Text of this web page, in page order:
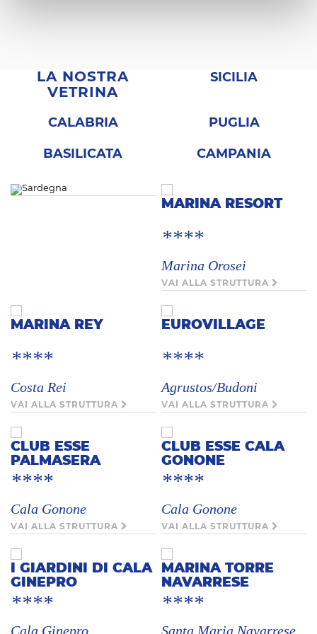
LA NOSTRA
VETRINA
SICILIA
CALABRIA PUGLIA
BASILICATA CAMPANIA
MARINA RESORT
****
Marina Orosei
VAI ALLA STRUTTURA
MARINA REY
****
Costa Rei
VAI ALLA STRUTTURA
EUROVILLAGE
****
Agrustos/Budoni
VAI ALLA STRUTTURA
CLUB ESSE
PALMASERA
****
Cala Gonone
VAI ALLA STRUTTURA
CLUB ESSE CALA
GONONE
****
Cala Gonone
VAI ALLA STRUTTURA
I GIARDINI DI CALA
GINEPRO
****
Cala Ginepro
MARINA TORRE
NAVARRESE
****
Santa Maria Navarrese